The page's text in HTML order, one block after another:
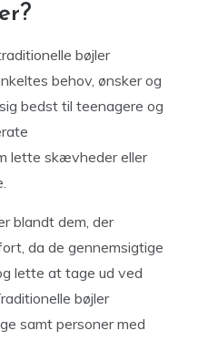
bøjler
behov, ønsker og
bedst til teenagere og
lette skævheder eller
blandt dem, der
da de gennemsigtige
lette at tage ud ved
bøjler
samt personer med